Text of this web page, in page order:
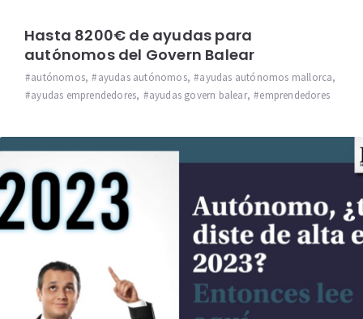
Hasta 8200€ de ayudas para
autónomos del Govern Balear
autónomos, ayudas autónomos, ayudas autónomos mallorca,
ayudas emprendedores, ayudas govern balear, emprendedores